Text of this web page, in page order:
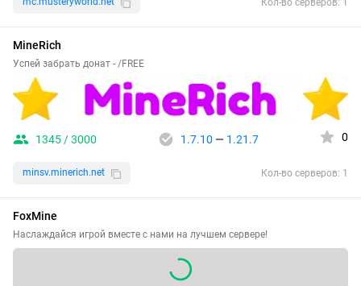
MineRich
Успей забрать донат - /FREE
1345 / 3000 1.7.10 — 1.21.7 0
minsv.minerich.net Кол-во серверов: 1
FoxMine
Наслаждайся игрой вместе с нами на лучшем сервере!